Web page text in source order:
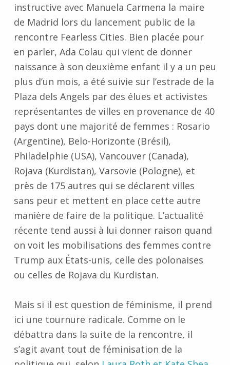
instructive avec Manuela Carmena la maire
de Madrid lors du lancement public de la
rencontre Fearless Cities. Bien placée pour
en parler, Ada Colau qui vient de donner
naissance à son deuxième enfant il y a un peu
plus d’un mois, a été suivie sur l’estrade de la
Plaza dels Angels par des élues et activistes
représentantes de villes en provenance de 40
pays dont une majorité de femmes : Rosario
(Argentine), Belo-Horizonte (Brésil),
Philadelphie (USA), Vancouver (Canada),
Rojava (Kurdistan), Varsovie (Pologne), et
près de 175 autres qui se déclarent villes
sans peur et mettent en place cette autre
manière de faire de la politique. L’actualité
récente tend aussi à lui donner raison quand
on voit les mobilisations des femmes contre
Trump aux États-unis, celle des polonaises
ou celles de Rojava du Kurdistan.
Mais si il est question de féminisme, il prend
ici une tournure radicale. Comme on le
débattra dans la suite de la rencontre, il
s’agit avant tout de féminisation de la